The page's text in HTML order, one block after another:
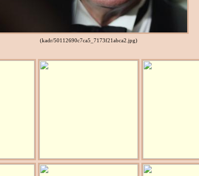
(kadr/50112690c7ca5_7173f21abca2.jpg)